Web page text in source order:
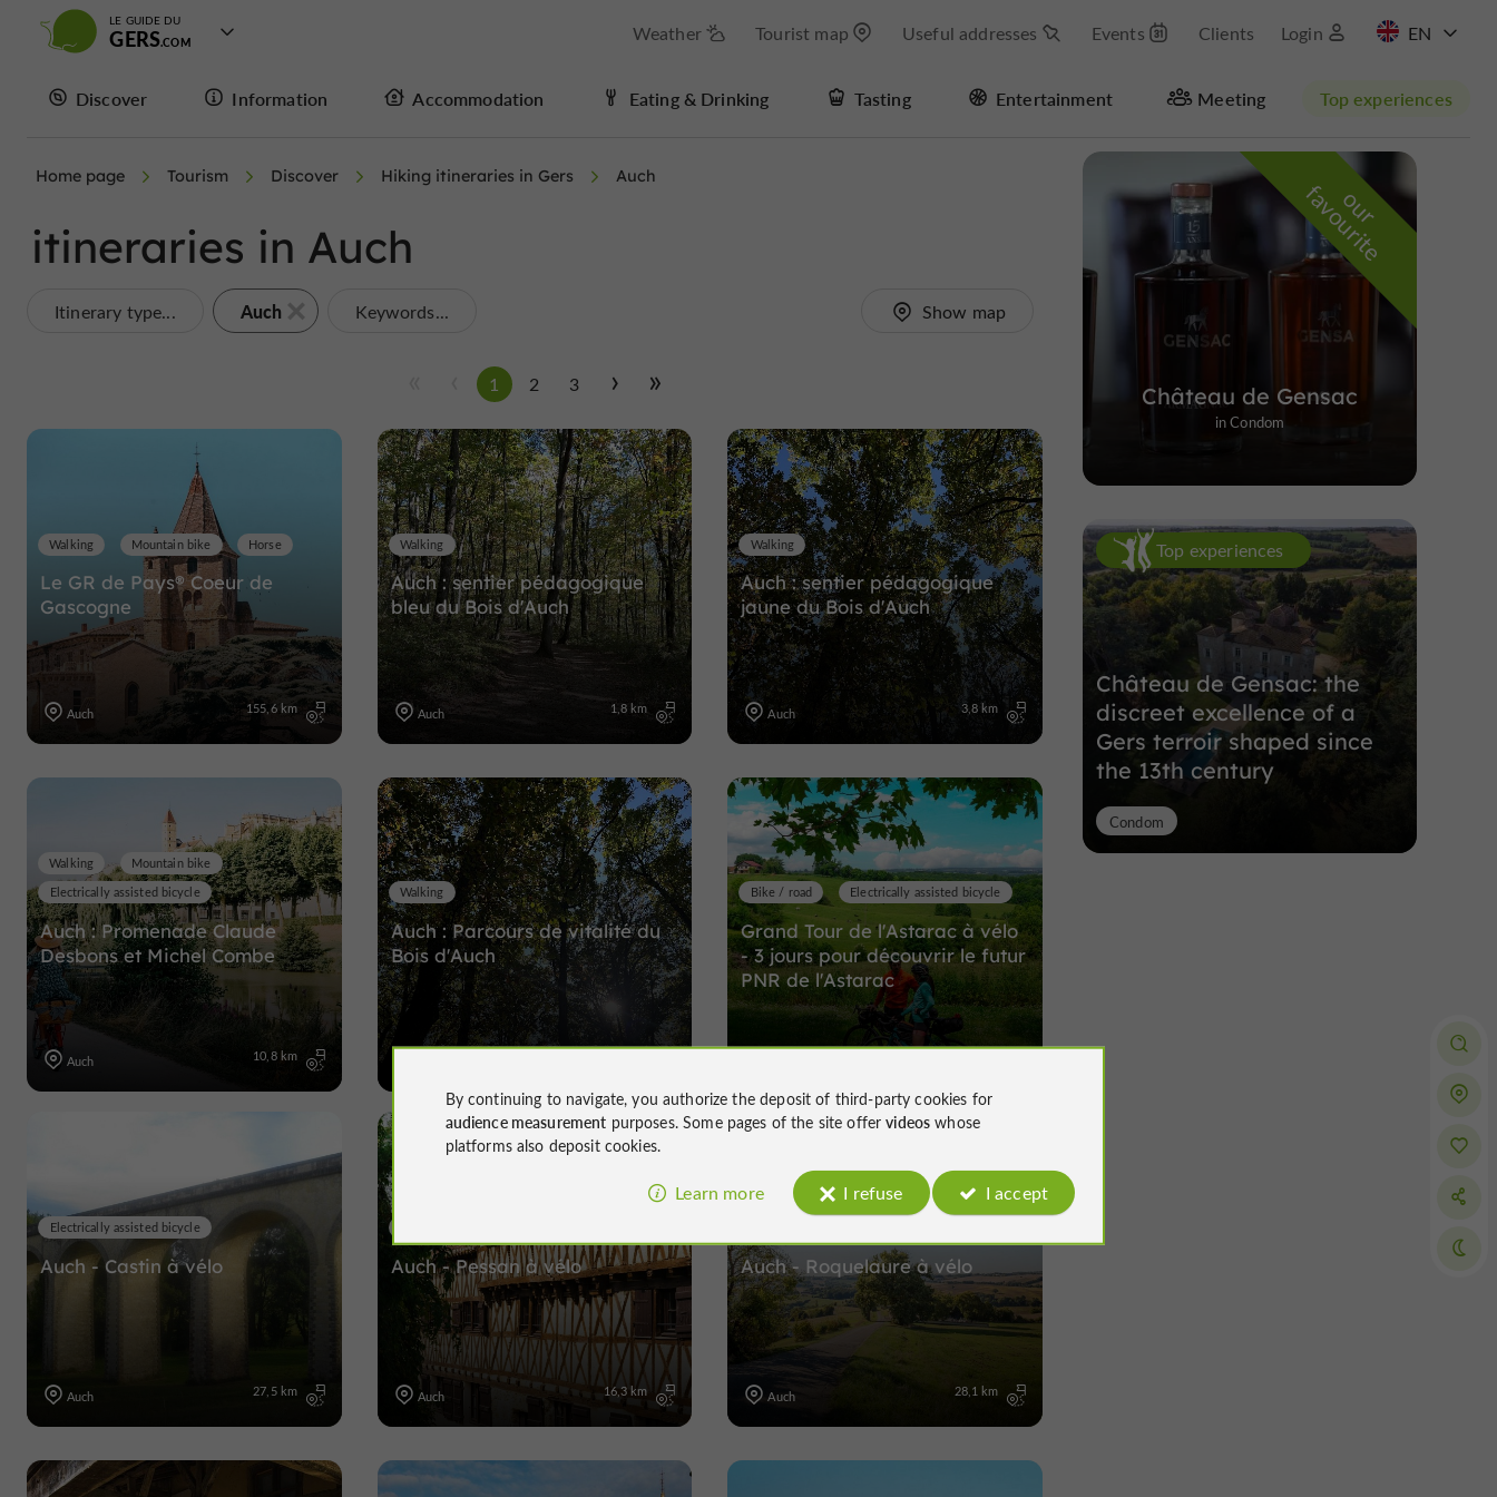
LE GUIDE DU
GERS Weather Tourist map Useful addresses Events Clients Login
Discover Information Accommodation Eating & Drinking Tasting Entertainment Meeting Top experiences
Hide map
Home page Tourism Discover Hiking itineraries in Gers Auch
itineraries in Auch
Itinerary type... Auch Keywords... Show map
1 2 3
Le GR de Pays® Coeur de
Gascogne
Walking Mountain bike Horse
Auch 155,6 km
Auch : sentier pédagogique
bleu du Bois d'Auch
Walking
Auch 1,8 km
Auch : sentier pédagogique
jaune du Bois d'Auch
Walking
Auch 3,8 km
Auch : Promenade Claude
Desbons et Michel Combe
Walking
Mountain bike
Electrically assisted bicycle
Auch 10,8 km
Auch : Parcours de vitalité du
Bois d'Auch
Walking
Grand Tour de l'Astarac à vélo
- 3 jours pour découvrir le futur
PNR de l'Astarac
Bike / road Electrically assisted bicycle
Auch - Castin à vélo
Electrically assisted bicycle
Auch 27,5 km
Auch - Pessan à vélo
Auch 16,3 km
Auch - Roquelaure à vélo
Auch 28,1 km
o
u
r
f
a
v
o
u
r
i
t
e
Château de Gensac
in Condom
Top experiences
Château de Gensac: the
discreet excellence of a
Gers terroir shaped since
the 13th century
Condom
By continuing to navigate, you authorize the deposit of third-party cookies for
audience measurement purposes. Some pages of the site offervideos whose
platforms also deposit cookies.
Learn more I refuse I accept